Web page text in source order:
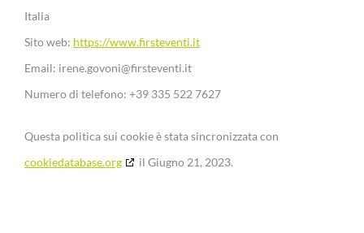
Italia
Sito web: https://www.firsteventi.it
Email: irene.govoni@firsteventi.it
Numero di telefono: +39 335 522 7627
Questa politica sui cookie è stata sincronizzata con
cookiedatabase.org
il Giugno 21, 2023.